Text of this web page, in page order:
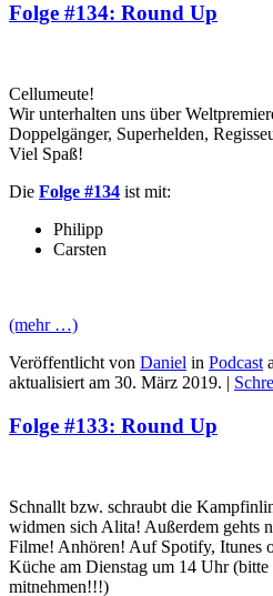
Folge #134: Round Up
Cellumeute!
Wir unterhalten uns über
Doppelgänger, Superhelden,
Viel Spaß!
Die Folge #134 ist mit:
Philipp
Carsten
(mehr …)
Veröffentlicht von Daniel in Podcast
aktualisiert am 30. März 2019. |
Folge #133: Round Up
Schnallt bzw. schraubt die
widmen sich Alita! Außerdem gehts
Filme! Anhören! Auf Spotify, Itunes
Küche am Dienstag um 14 Uhr
mitnehmen!!!)